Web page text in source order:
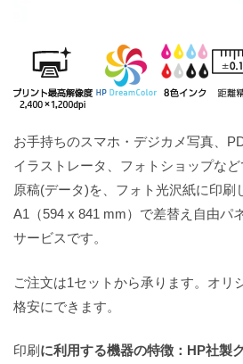
お手持ちのスマホ・デジカメ写真、
イラストレータ、フォトショップな
原稿(データ)を、フォト光沢紙に印刷
A1（594 x 841 mm）で差替え自由パ
サービスです。
ご注文は1セットから承ります。オリ
格安にできます。
印刷 に利用する機器の特徴：HP社製